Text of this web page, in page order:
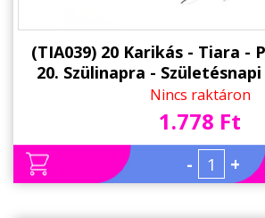
(TIA039) 20 Karikás - Tiara -
20. Szülinapra -
Nincs raktáron
1.778 Ft
- +